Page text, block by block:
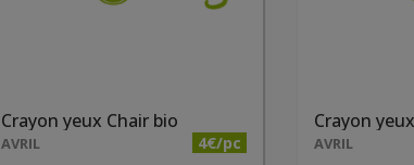
Crayon yeux Chair bio
AVRIL 4€/pc
Crayon
AVRIL